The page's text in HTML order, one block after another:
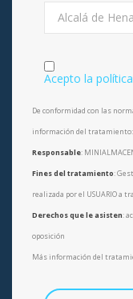
Alcalá de
Acepto la
De conformidad con las
información del tratamiento:
Responsable:
Fines del tratamiento:
realizada por el USUARIO a
Derechos que le asisten:
oposición
Más información del